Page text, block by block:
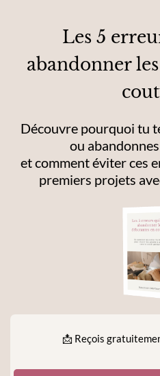
Les 5
abandonner
Découvre pourquoi tu
ou
et comment éviter ces
premiers projets
📩 Reçois